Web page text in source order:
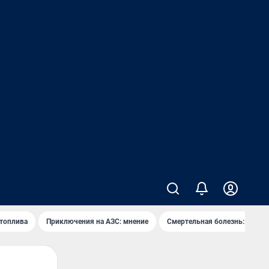
Приключения на АЗС: мнение Смертельная болезнь: